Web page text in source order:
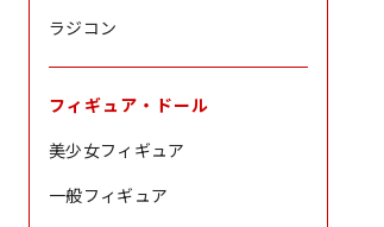
ラジコン
フィギュア・ドール
美少女フィギュア
一般フィギュア